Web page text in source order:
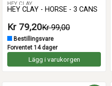
HEY CLAY
HEY CLAY - HORSE - 3 CANS
Kr 79,20Kr 99,00
Bestillingsvare
Forventet 14 dager
Lägg i varukorgen